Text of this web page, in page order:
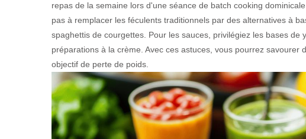
repas de la semaine lors d'une séance de batch cooking
pas à remplacer les féculents traditionnels par des alternatives à
spaghettis de courgettes. Pour les sauces, privilégiez les bases
préparations à la crème. Avec ces astuces, vous pourrez
objectif de perte de poids.